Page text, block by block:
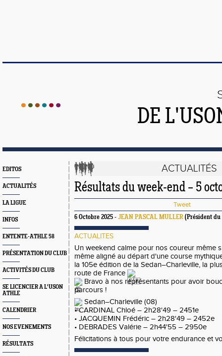
DE
EDITOS
ACTUALITÉS
LA LIGUE
INFOS
ENTENTE-ATHLE 58
PRÉSENTATION DU CLUB
ACTIVITÉS DU CLUB
SE LICENCIER A L'USON
ATHLE
CALENDRIER
NOS EVENEMENTS
RÉSULTATS
ACTUALITÉS
Résultats du week-end – 5
Tweet
6 Octobre 2025 - JEAN PASCAL MULLER (Président du
ACTUALITES
Un weekend calme pour nos coureur même
même aligné au départ d'une course
la 105e édition de la Sedan–Charleville, la
route de France
Bravo à nos représentants pour avoir
parcours !
Sedan–Charleville (08)
• CARDINAL Chloé – 2h28'49 – 2451e
• JACQUEMIN Frédéric – 2h28'49 – 2452e
• DEBRADES Valérie – 2h44'55 – 2950e
Félicitations à tous pour votre endurance et